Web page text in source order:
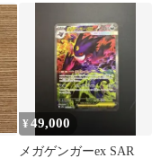
¥49,000
メガゲンガーex SAR